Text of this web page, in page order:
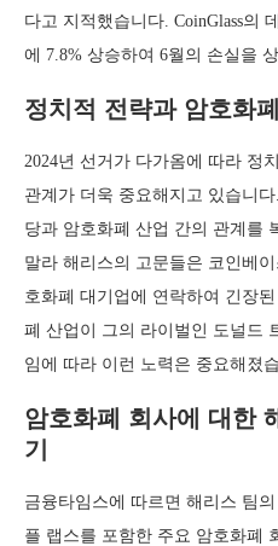
다고 지적했습니다. CoinGlass의
에 7.8% 상승하여 6월의 손실을
정치적 전략과 암호화
2024년 선거가 다가옴에 따라 정
관계가 더욱 중요해지고 있습니
당과 암호화폐 산업 간의 관계를
말라 해리스의 고문들은 코인베
호화폐 대기업에 연락하여 긴장
폐 산업이 그의 라이벌인 도널드
임에 따라 이런 노력은 중요해졌
암호화폐 회사에 대한
기
금융타임스에 따르면 해리스 팀
플 랩스를 포함한 주요 암호화폐